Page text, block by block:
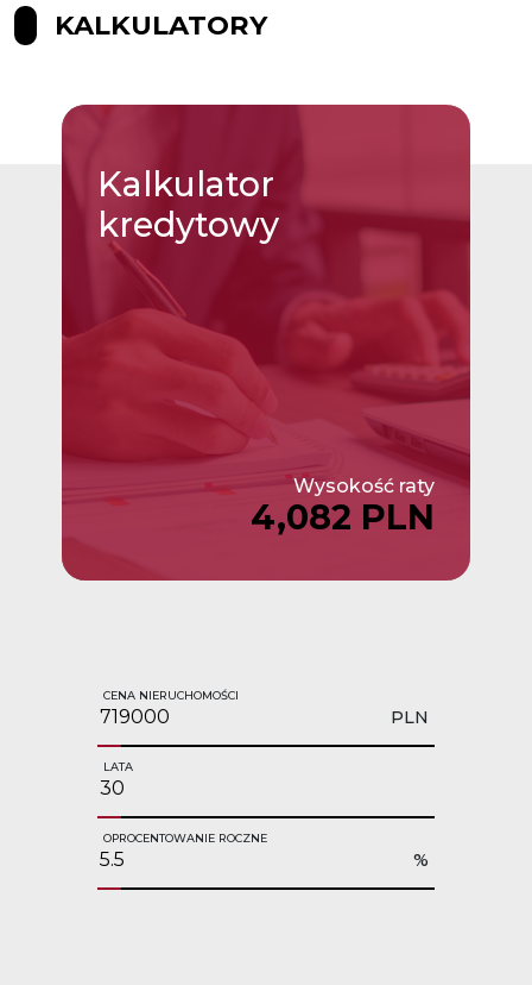
KALKULATORY
Kalkulator
kredytowy
Wysokość raty
4,082 PLN
CENA NIERUCHOMOŚCI
PLN
LATA
OPROCENTOWANIE ROCZNE
%